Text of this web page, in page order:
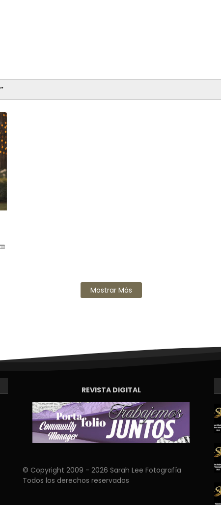
Mostrar Más
REVISTA DIGITAL
© Copyright 2009 - 2026 Sarah Lee Fotografía
Todos los derechos reservados